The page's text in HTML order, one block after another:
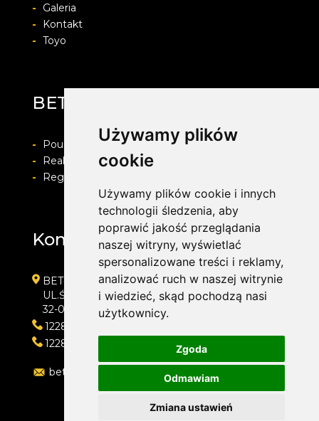
Używamy plików
cookie
Używamy plików cookie i innych
technologii śledzenia, aby
poprawić jakość przeglądania
naszej witryny, wyświetlać
spersonalizowane treści i reklamy,
analizować ruch w naszej witrynie
i wiedzieć, skąd pochodzą nasi
użytkownicy.
Zgoda
Odmawiam
Zmiana ustawień
-
Galeria
-
Kontakt
- Toyo
BET-POL
-
Pouczenie o prawie do odstapienia od umowy
-
Realizacja zamówienia i formy płatności
-
Regulamin i Polityka prywatności
Kontakt
BET-POL
UL.ŚLEDZIEJOWICE 364
32-020 WIELICZKA
122882550
122882550
betpol@interia.pl